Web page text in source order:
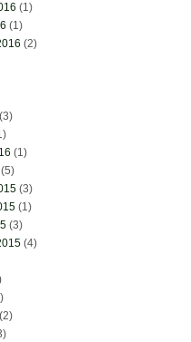
(1)
(1)
(2)
(3)
(1)
(5)
(3)
(1)
(3)
(4)